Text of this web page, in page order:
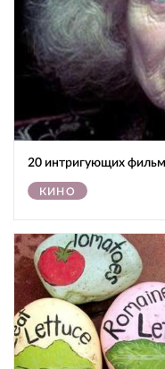
20 интригующих
КИНО